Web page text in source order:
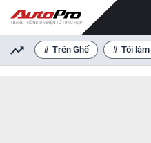
Trên Ghế Tôi